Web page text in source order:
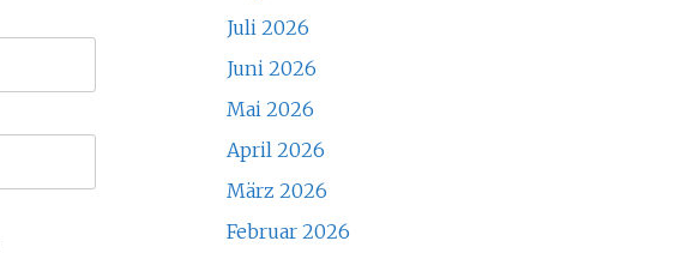
Juli 2026
Juni 2026
Mai 2026
April 2026
März 2026
Februar 2026